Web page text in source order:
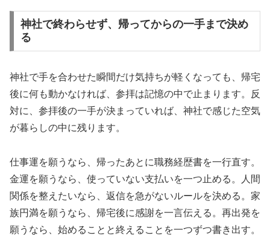
神社で終わらせず、帰ってからの一手まで決め
る
神社で手を合わせた瞬間だけ気持ちが軽くなっても、帰宅
後に何も動かなければ、参拝は記憶の中で止まります。反
対に、参拝後の一手が決まっていれば、神社で感じた空気
が暮らしの中に残ります。
仕事運を願うなら、帰ったあとに職務経歴書を一行直す。
金運を願うなら、使っていない支払いを一つ止める。人間
関係を整えたいなら、返信を急がないルールを決める。家
族円満を願うなら、帰宅後に感謝を一言伝える。再出発を
願うなら、始めることと終えることを一つずつ書き出す。